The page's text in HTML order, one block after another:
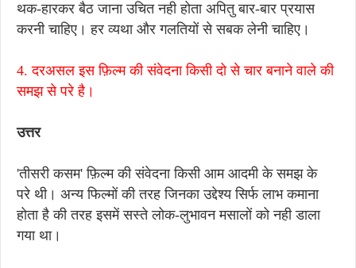
थक-हारकर बैठ जाना उचित नही होता अपितु बार-बार प्रयास
करनी चाहिए। हर व्यथा और गलतियों से सबक लेनी चाहिए।
4. दरअसल इस फ़िल्म की संवेदना किसी दो से चार बनाने वाले की
समझ से परे है।
उत्तर
'तीसरी कसम' फ़िल्म की संवेदना किसी आम आदमी के समझ के
परे थी। अन्य फिल्मों की तरह जिनका उद्देश्य सिर्फ लाभ कमाना
होता है की तरह इसमें सस्ते लोक-लुभावन मसालों को नही डाला
गया था।